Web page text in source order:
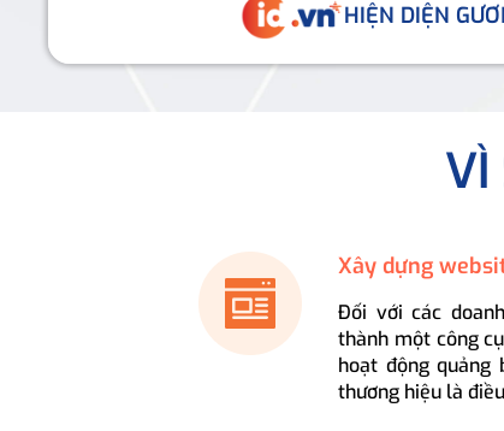
HIỆN DIỆN
VÌ
Xây dựng
Đối với các
thành một công
hoạt động
thương hiệu là